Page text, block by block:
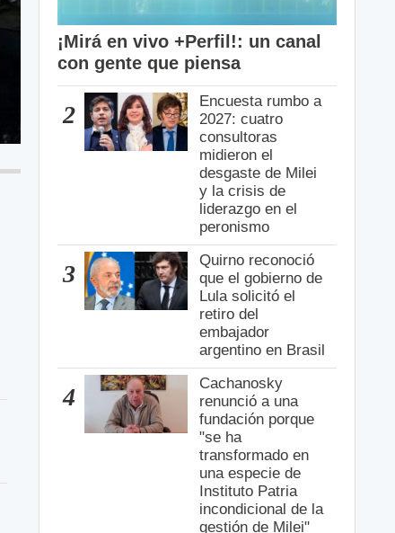
¡Mirá en vivo +Perfil!: un canal
con gente que piensa
2
Encuesta rumbo a
2027: cuatro
consultoras
midieron el
desgaste de Milei
y la crisis de
liderazgo en el
peronismo
3
Quirno reconoció
que el gobierno de
Lula solicitó el
retiro del
embajador
argentino en Brasil
4
Cachanosky
renunció a una
fundación porque
"se ha
transformado en
una especie de
Instituto Patria
incondicional de la
gestión de Milei"